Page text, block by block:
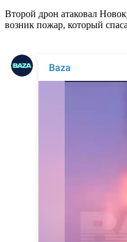
Второй дрон атаковал
возник пожар, который